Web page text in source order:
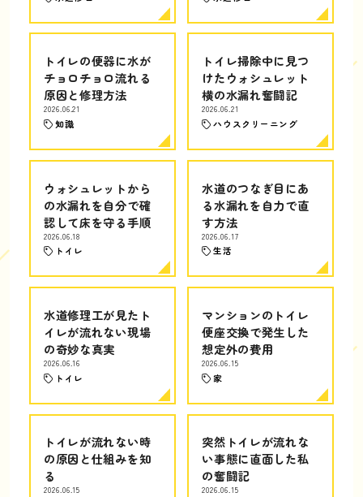
トイレの便器に水が
チョロチョロ流れる
原因と修理方法
2026.06.21
知識
トイレ掃除中に見つ
けたウォシュレット
横の水漏れ奮闘記
2026.06.21
ハウスクリーニング
ウォシュレットから
の水漏れを自分で確
認して床を守る手順
2026.06.18
トイレ
水道のつなぎ目にあ
る水漏れを自力で直
す方法
2026.06.17
生活
水道修理工が見たト
イレが流れない現場
の奇妙な真実
2026.06.16
トイレ
マンションのトイレ
便座交換で発生した
想定外の費用
2026.06.15
家
トイレが流れない時
の原因と仕組みを知
る
2026.06.15
突然トイレが流れな
い事態に直面した私
の奮闘記
2026.06.15